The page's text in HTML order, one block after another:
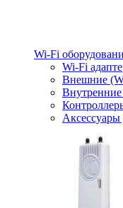
Wi-Fi
Wi-Fi
Внешние
Аксессуары